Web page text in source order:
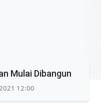
Mulai Dibangun
12:00